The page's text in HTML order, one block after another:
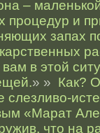
–
процедур и
запах
в этой
» » Как?
слезливо-
«Марат
что на